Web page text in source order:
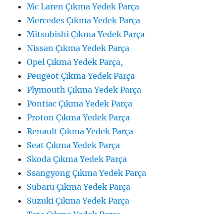
Mc Laren Çıkma Yedek Parça
Mercedes Çıkma Yedek Parça
Mitsubishi Çıkma Yedek Parça
Nissan Çıkma Yedek Parça
Opel Çıkma Yedek Parça,
Peugeot Çıkma Yedek Parça
Plymouth Çıkma Yedek Parça
Pontiac Çıkma Yedek Parça
Proton Çıkma Yedek Parça
Renault Çıkma Yedek Parça
Seat Çıkma Yedek Parça
Skoda Çıkma Yedek Parça
Ssangyong Çıkma Yedek Parça
Subaru Çıkma Yedek Parça
Suzuki Çıkma Yedek Parça